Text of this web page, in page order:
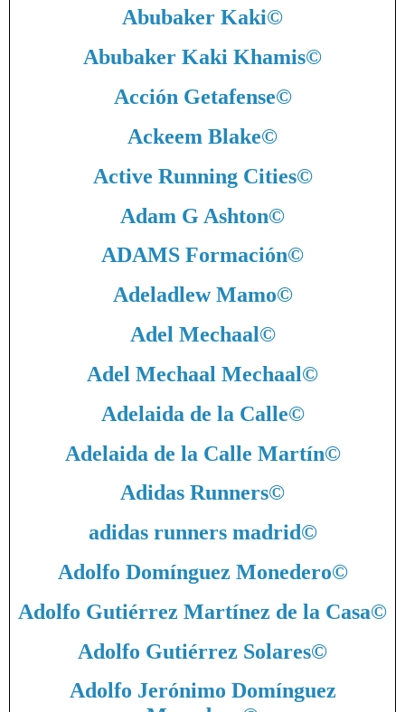
Abubaker Kaki©
Abubaker Kaki Khamis©
Acción Getafense©
Ackeem Blake©
Active Running Cities©
Adam G Ashton©
ADAMS Formación©
Adeladlew Mamo©
Adel Mechaal©
Adel Mechaal Mechaal©
Adelaida de la Calle©
Adelaida de la Calle Martín©
Adidas Runners©
adidas runners madrid©
Adolfo Domínguez Monedero©
Adolfo Gutiérrez Martínez de la Casa©
Adolfo Gutiérrez Solares©
Adolfo Jerónimo Domínguez